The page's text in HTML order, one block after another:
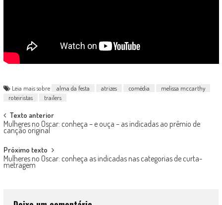
Leia mais sobre alma da festa atrizes comédia
melissa mccarthy
roteiristas
trailers
Post
navigation
Texto anterior
Mulheres no Oscar: conheça – e ouça – as indicadas ao prêmio de
canção original
Próximo texto
Mulheres no Oscar: conheça as indicadas nas categorias de curta-
metragem